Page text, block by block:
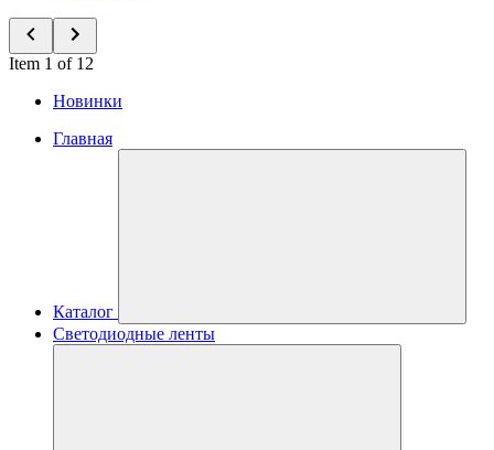
Item 1 of 12
Новинки
Главная
Каталог
Светодиодные ленты